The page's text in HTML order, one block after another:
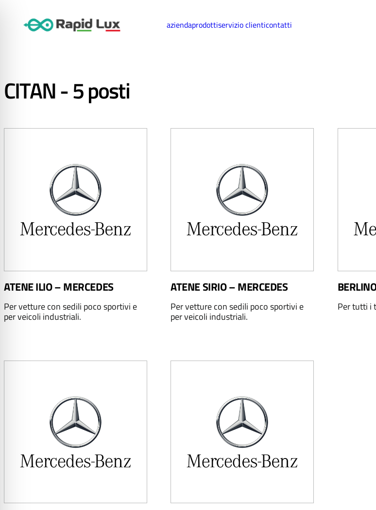
aziendaprodottiservizio clienticontatti
CITAN - 5 posti
ATENE ILIO – MERCEDES
Per vetture con sedili poco sportivi e
per veicoli industriali.
ATENE SIRIO – MERCEDES
Per vetture con sedili poco sportivi e
per veicoli industriali.
Per tutti i